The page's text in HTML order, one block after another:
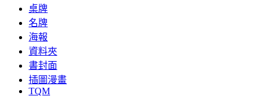
桌牌
名牌
海報
資料夾
書封面
插圖漫畫
TQM